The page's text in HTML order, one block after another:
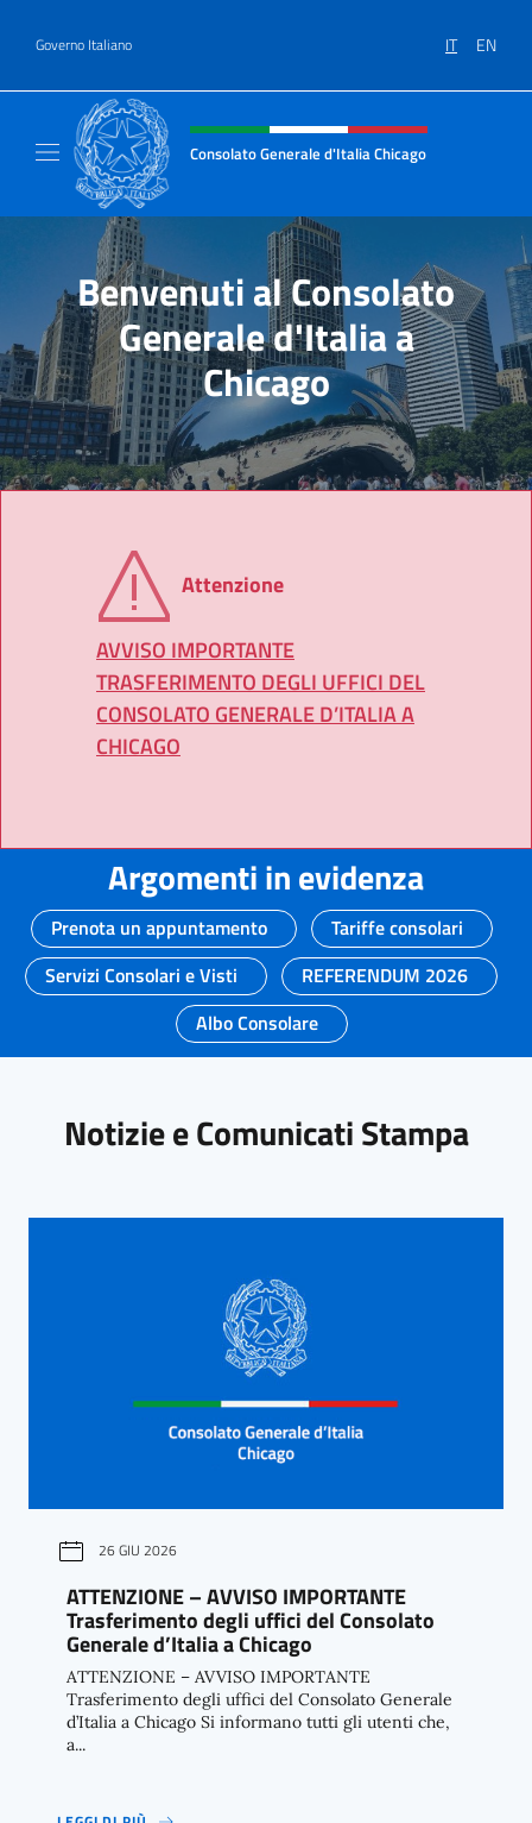
Governo Italiano IT EN
Intestazione sito, social e menù
Consolato Generale d'Italia Chicago
Benvenuti al Consolato
Generale d'Italia a
Chicago
Attenzione
AVVISO IMPORTANTE
TRASFERIMENTO DEGLI UFFICI DEL
CONSOLATO GENERALE D’ITALIA A
CHICAGO
Argomenti in evidenza
Prenota un appuntamento
Tariffe consolari
Servizi Consolari e Visti
REFERENDUM 2026
Albo Consolare
Notizie e Comunicati Stampa
26 GIU 2026
ATTENZIONE – AVVISO IMPORTANTE
Trasferimento degli uffici del Consolato
Generale d’Italia a Chicago
ATTENZIONE – AVVISO IMPORTANTE
Trasferimento degli uffici del Consolato Generale
d’Italia a Chicago Si informano tutti gli utenti che,
a...